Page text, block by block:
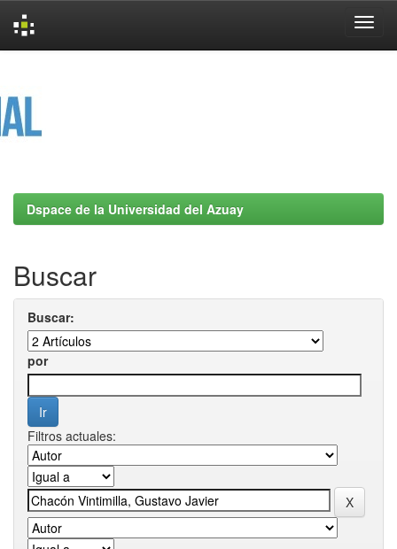
Dspace de la Universidad del Azuay
Buscar
Buscar:
por
Filtros actuales: